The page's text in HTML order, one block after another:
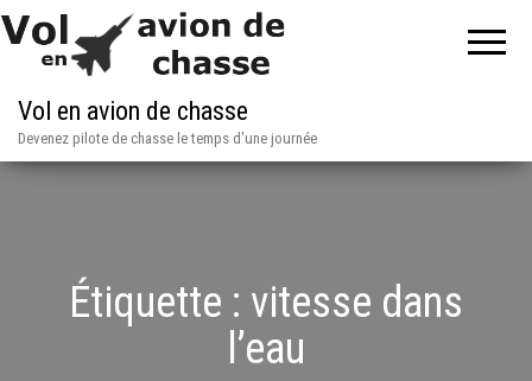
Vol en avion de chasse
Devenez pilote de chasse le temps d'une journée
Étiquette : vitesse dans
l’eau